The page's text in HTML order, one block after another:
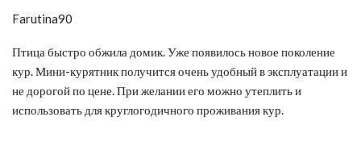
Farutina90
Птица быстро обжила домик. Уже появилось новое поколение
кур. Мини-курятник получится очень удобный в эксплуатации и
не дорогой по цене. При желании его можно утеплить и
использовать для круглогодичного проживания кур.